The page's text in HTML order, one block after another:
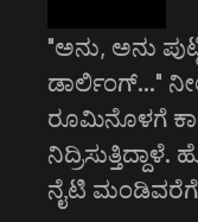
"ಅನು, ಅನು
ಡಾರ್ಲಿಂಗ್..."
ರೂಮಿನೊಳಗೆ
ನೈಟಿ